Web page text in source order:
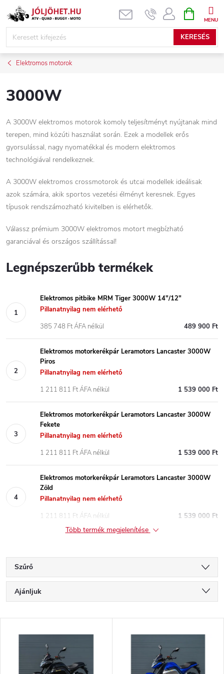
Ugrás
KERESÉS
KOSÁR
Elektromos motorok
3000W
A 3000W elektromos motorok komoly teljesítményt nyújtanak mind
terepen, mind közúti használat során. Ezek a modellek erős
gyorsulással, nagy nyomatékkal és modern elektromos
technológiával rendelkeznek.
A 3000W elektromos crossmotorok és utcai modellek ideálisak
azok számára, akik sportos vezetési élményt keresnek. Egyes
típusok rendszámozható kivitelben is elérhetők.
Válassz prémium 3000W elektromos motort megbízható
garanciával és országos szállítással!
Legnépszerűbb termékek
Elektromos pitbike MRM Tiger 3000W 14"/12"
Pillanatnyilag nem elérhető
489 900 Ft
385 748 Ft ÁFA nélkül
Elektromos motorkerékpár Leramotors Lancaster 3000W
Piros
Pillanatnyilag nem elérhető
1 539 000 Ft
1 211 811 Ft ÁFA nélkül
Elektromos motorkerékpár Leramotors Lancaster 3000W
Fekete
Pillanatnyilag nem elérhető
1 539 000 Ft
1 211 811 Ft ÁFA nélkül
Elektromos motorkerékpár Leramotors Lancaster 3000W
Zöld
Pillanatnyilag nem elérhető
1 539 000 Ft
1 211 811 Ft ÁFA nélkül
Több termék megjelenítése
Szűrő
T
e
Ajánljuk
Legnépszerűbb termékek
ABC szerint